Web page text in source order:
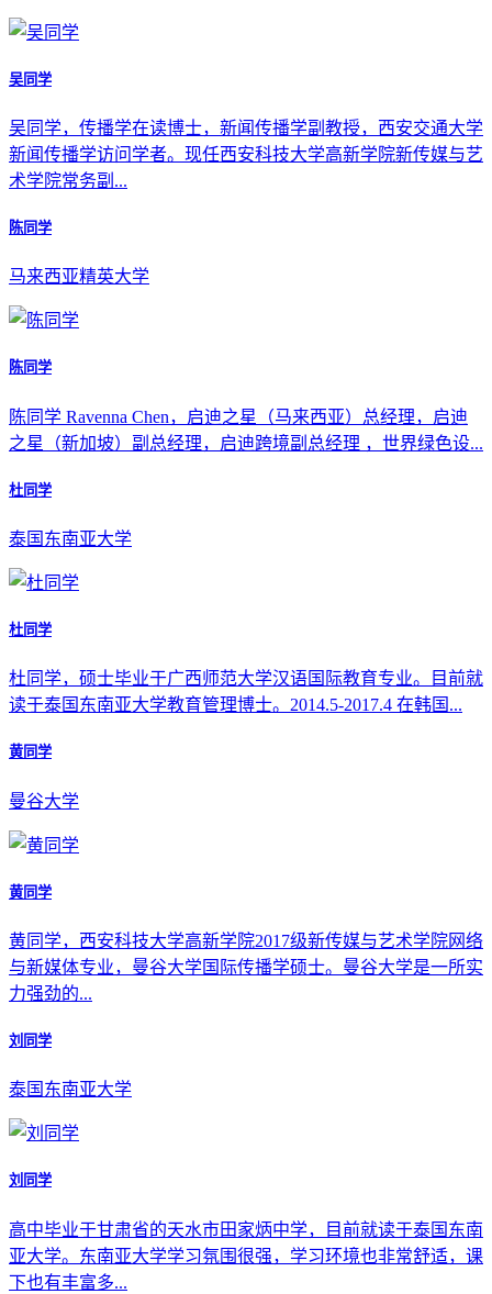
吴同学
吴同学，传播学在读博士，新闻传播学副教授，西安交通大学
新闻传播学访问学者。现任西安科技大学高新学院新传媒与艺
术学院常务副...
陈同学
马来西亚精英大学
陈同学
陈同学 Ravenna Chen，启迪之星（马来西亚）总经理，启迪
之星（新加坡）副总经理，启迪跨境副总经理 ，世界绿色设...
杜同学
泰国东南亚大学
杜同学
杜同学，硕士毕业于广西师范大学汉语国际教育专业。目前就
读于泰国东南亚大学教育管理博士。2014.5-2017.4 在韩国...
黄同学
曼谷大学
黄同学
黄同学，西安科技大学高新学院2017级新传媒与艺术学院网络
与新媒体专业，曼谷大学国际传播学硕士。曼谷大学是一所实
力强劲的...
刘同学
泰国东南亚大学
刘同学
高中毕业于甘肃省的天水市田家炳中学，目前就读于泰国东南
亚大学。东南亚大学学习氛围很强，学习环境也非常舒适，课
下也有丰富多...